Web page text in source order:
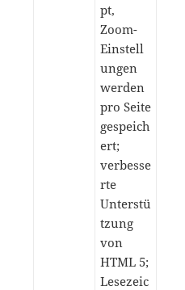
pt,
Zoom-
Einstell
ungen
werden
pro Seite
gespeich
ert;
verbesse
rte
Unterstü
tzung
von
HTML 5;
Lesezeic